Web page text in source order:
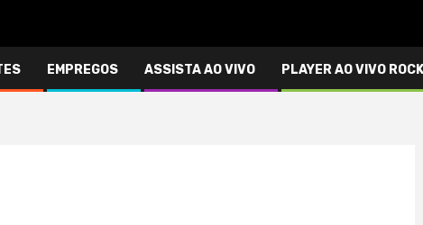
EMPREGOS ASSISTA AO VIVO PLAYER AO VIVO